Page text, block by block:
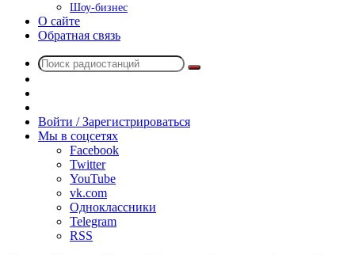
Шоу-бизнес
О сайте
Обратная связь
Поиск
радио
Войти / Зарегистрироваться
Мы в соцсетях
Facebook
Twitter
YouTube
vk.com
Одноклассники
Telegram
RSS